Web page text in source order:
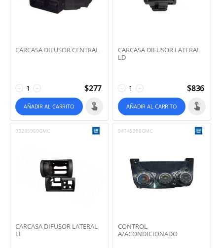
CARCASA DIFUSOR CENTRAL
+
− $277
AÑADIR AL CARRITO
CARCASA DIFUSOR LATERAL
LD
+
− $836
AÑADIR AL CARRITO
93285969GMC
CARCASA DIFUSOR LATERAL
LI
94745388GMC
CONTROL
A/ACONDICIONADO